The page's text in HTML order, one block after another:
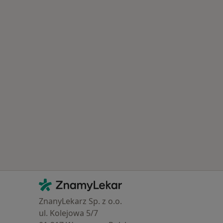
Kontakt
ZnamyLekar - Hlavní stránka
ZnanyLekarz Sp. z o.o.
ul. Kolejowa 5/7